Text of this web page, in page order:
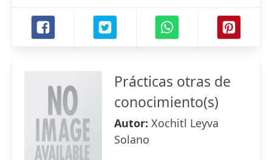
Prácticas otras de
conocimiento(s)
Autor: Xochitl Leyva
Solano